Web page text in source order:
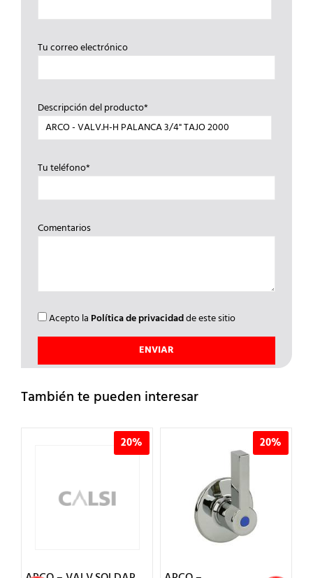
Tu correo electrónico
Descripción del producto*
Tu teléfono*
Comentarios
Acepto la Política de privacidadde este sitio
También te pueden interesar
20% 20%